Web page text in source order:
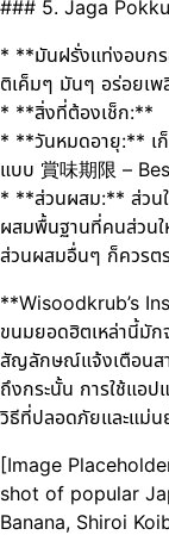
### 5. Jaga
* **มันฝรั่งแท่งอบกร
ติเค็มๆ มันๆ อร่อยเพ
* **สิ่งที่ต้องเช็ก:**
* **วันหมดอายุ:** เ
แบบ 賞味期限 –
* **ส่วนผสม:** ส่วน
ผสมพื้นฐานที่คนส่วน
ส่วนผสมอื่นๆ ก็ควรต
**Wisoodkrub’s
ขนมยอดฮิตเหล่านี้มัก
สัญลักษณ์แจ้งเตือนส
ถึงกระนั้น การใช้แอ
วิธีที่ปลอดภัยและแม่น
[Image
shot of popular
Banana, Shiroi